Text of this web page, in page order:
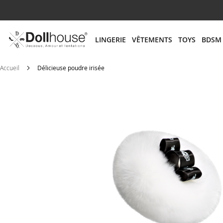
LINGERIE VÊTEMENTS TOYS BDSM
# ENTREZ AU MOINS 3 CARACTÈRES POUR LANCER
Accueil Délicieuse poudre irisée